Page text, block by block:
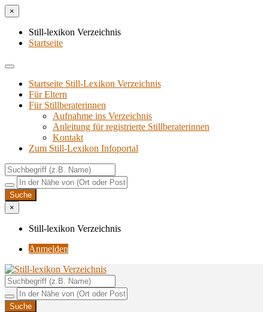
×
Still-lexikon Verzeichnis
Startseite
Startseite Still-Lexikon Verzeichnis
Für Eltern
Für Stillberaterinnen
Aufnahme ins Verzeichnis
Anlei­tung für regis­trier­te Stillberaterinnen
Kon­takt
Zum Still-Lexikon Infoportal
×
Still-lexikon Verzeichnis
Anmelden
Still-lexikon Verzeichnis
Unterstützungsangebote rund ums Stillen